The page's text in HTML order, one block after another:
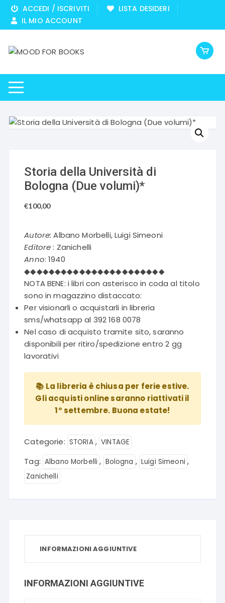
Vai
contenuto
ACCEDI / ISCRIVITI
LISTA DESIDERI
IL MIO ACCOUNT
Storia della Università di
Bologna (Due volumi)*
€100,00
Autore: Albano Morbelli, Luigi Simeoni
Editore: Zanichelli
Anno: 1940
◆◆◆◆◆◆◆◆◆◆◆◆◆◆◆◆◆◆◆◆◆◆◆
NOTA BENE: i libri con asterisco in coda al titolo
sono in magazzino distaccato:
Per visionarli o acquistarli in libreria
sms/whatsapp al 392 168 0078
Nel caso di acquisto tramite sito, saranno
disponibili per ritiro/spedizione entro 2 gg
lavorativi
📚 La libreria è chiusa per ferie estive.
Gli acquisti online saranno riattivati il
1° settembre. Buona estate!
Categorie: STORIA , VINTAGE
Tag: Albano Morbelli , Bologna , Luigi Simeoni ,
Zanichelli
INFORMAZIONI AGGIUNTIVE
INFORMAZIONI AGGIUNTIVE